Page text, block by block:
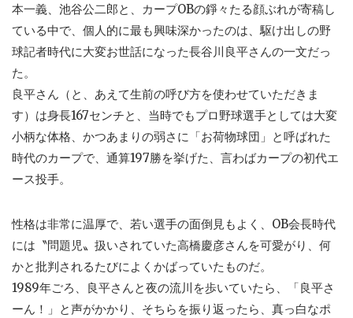
本一義、池谷公二郎と、カープOBの錚々たる顔ぶれが寄稿し
ている中で、個人的に最も興味深かったのは、駆け出しの野
球記者時代に大変お世話になった長谷川良平さんの一文だっ
た。
良平さん（と、あえて生前の呼び方を使わせていただきま
す）は身長167センチと、当時でもプロ野球選手としては大変
小柄な体格、かつあまりの弱さに「お荷物球団」と呼ばれた
時代のカープで、通算197勝を挙げた、言わばカープの初代エ
ース投手。
性格は非常に温厚で、若い選手の面倒見もよく、OB会長時代
には〝問題児〟扱いされていた高橋慶彦さんを可愛がり、何
かと批判されるたびによくかばっていたものだ。
1989年ごろ、良平さんと夜の流川を歩いていたら、「良平さ
ーん！」と声がかかり、そちらを振り返ったら、真っ白なポ